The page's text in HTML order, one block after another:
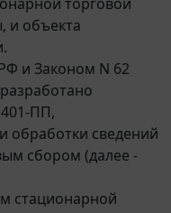
и объекта
и Законом N 62
ПП,
обработки сведений
сбором (далее -
стационарной